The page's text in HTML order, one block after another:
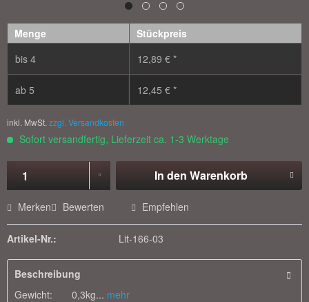
Menge
Stückpreis
bis 4 12,89 € *
ab 5 12,45 € *
inkl. MwSt. zzgl. Versandkosten
Sofort versandfertig, Lieferzeit ca. 1-3 Werktage
In den Warenkorb
Merken Bewerten Empfehlen
Artikel-Nr.: Lit-166-03
Beschreibung
Gewicht: 0,3kg... mehr